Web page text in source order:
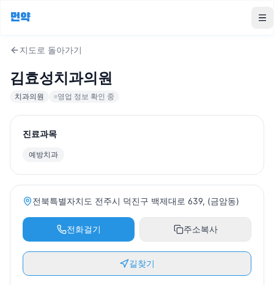
먼약
지도로 돌아가기
김효성치과의원
치과의원 영업 정보 확인 중
진료과목
예방치과
전북특별자치도 전주시 덕진구 백제대로 639, (금암동)
전화걸기 주소복사
길찾기